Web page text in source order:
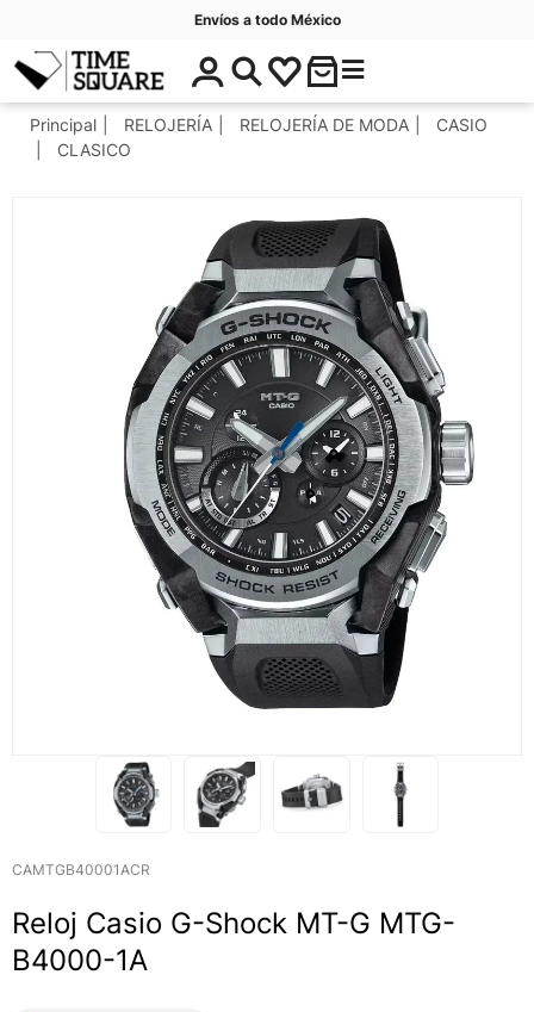
Envíos a todo México
Timesquare
$
0
.
C
t
r
a
s
Principal RELOJERÍA RELOJERÍA DE MODA
CASIO
CLASICO
CAMTGB40001ACR
Reloj Casio G-Shock MT-G MTG-
B4000-1A